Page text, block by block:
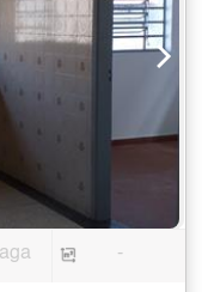
-